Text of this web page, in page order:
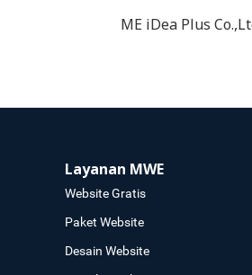
ME iDea Plus
Layanan MWE
Website Gratis
Paket Website
Desain Website